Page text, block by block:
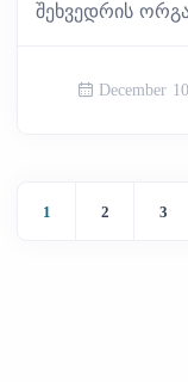
შეხვედრის
December
1 2 3